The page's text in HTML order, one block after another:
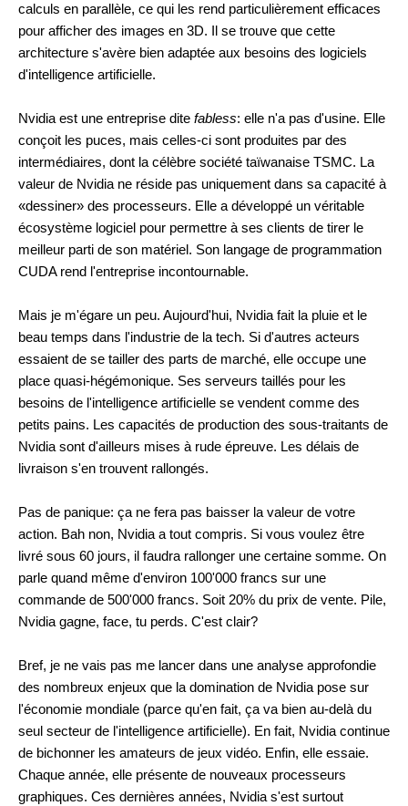
calculs en parallèle, ce qui les rend particulièrement efficaces
pour afficher des images en 3D. Il se trouve que cette
architecture s'avère bien adaptée aux besoins des logiciels
d'intelligence artificielle.
Nvidia est une entreprise dite fabless: elle n'a pas d'usine. Elle
conçoit les puces, mais celles-ci sont produites par des
intermédiaires, dont la célèbre société taïwanaise TSMC. La
valeur de Nvidia ne réside pas uniquement dans sa capacité à
«dessiner» des processeurs. Elle a développé un véritable
écosystème logiciel pour permettre à ses clients de tirer le
meilleur parti de son matériel. Son langage de programmation
CUDA rend l'entreprise incontournable.
Mais je m'égare un peu. Aujourd'hui, Nvidia fait la pluie et le
beau temps dans l'industrie de la tech. Si d'autres acteurs
essaient de se tailler des parts de marché, elle occupe une
place quasi-hégémonique. Ses serveurs taillés pour les
besoins de l'intelligence artificielle se vendent comme des
petits pains. Les capacités de production des sous-traitants de
Nvidia sont d'ailleurs mises à rude épreuve. Les délais de
livraison s'en trouvent rallongés.
Pas de panique: ça ne fera pas baisser la valeur de votre
action. Bah non, Nvidia a tout compris. Si vous voulez être
livré sous 60 jours, il faudra rallonger une certaine somme. On
parle quand même d'environ 100'000 francs sur une
commande de 500'000 francs. Soit 20% du prix de vente. Pile,
Nvidia gagne, face, tu perds. C'est clair?
Bref, je ne vais pas me lancer dans une analyse approfondie
des nombreux enjeux que la domination de Nvidia pose sur
l'économie mondiale (parce qu'en fait, ça va bien au-delà du
seul secteur de l'intelligence artificielle). En fait, Nvidia continue
de bichonner les amateurs de jeux vidéo. Enfin, elle essaie.
Chaque année, elle présente de nouveaux processeurs
graphiques. Ces dernières années, Nvidia s'est surtout